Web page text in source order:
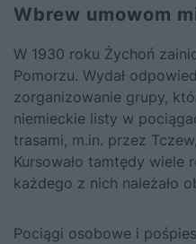
Wbrew umowom
W 1930 roku Żychoń
Pomorzu. Wydał
zorganizowanie grupy,
niemieckie listy w
trasami, m.in. przez
Kursowało tamtędy wiele
każdego z nich należało
Pociągi osobowe i